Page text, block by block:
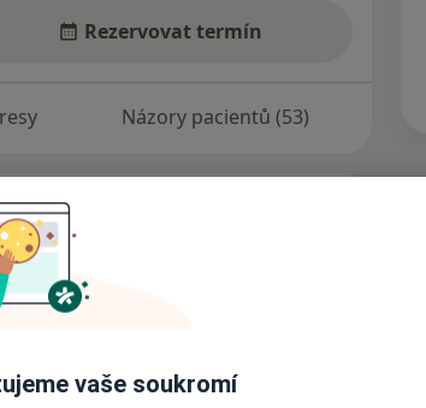
Rezervovat termín
Názory pacientů (53)
2, Praha 5. ZUBNÍ ORDINACE
ošetření dutiny ústní.
je potřeba delšího ošetření nebo
vašeho zubního lékaře + rtg
vaše soukromí